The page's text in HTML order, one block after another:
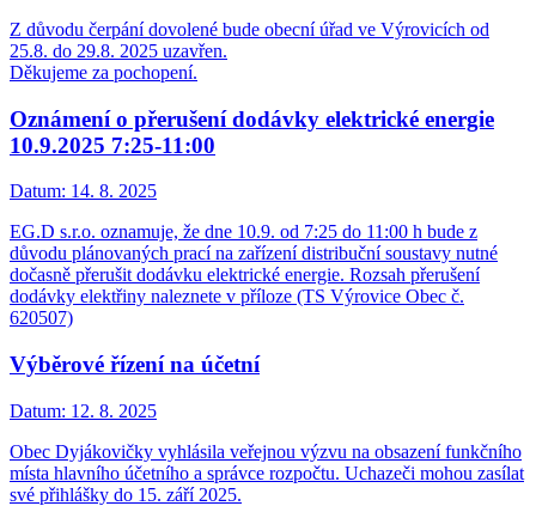
Z důvodu čerpání dovolené bude obecní úřad ve Výrovicích od
25.8. do 29.8. 2025 uzavřen.
Děkujeme za pochopení.
Oznámení o přerušení dodávky elektrické energie
10.9.2025 7:25-11:00
Datum: 14. 8. 2025
EG.D s.r.o. oznamuje, že dne 10.9. od 7:25 do 11:00 h bude z
důvodu plánovaných prací na zařízení distribuční soustavy nutné
dočasně přerušit dodávku elektrické energie. Rozsah přerušení
dodávky elektřiny naleznete v příloze (TS Výrovice Obec č.
620507)
Výběrové řízení na účetní
Datum: 12. 8. 2025
Obec Dyjákovičky vyhlásila veřejnou výzvu na obsazení funkčního
místa hlavního účetního a správce rozpočtu. Uchazeči mohou zasílat
své přihlášky do 15. září 2025.